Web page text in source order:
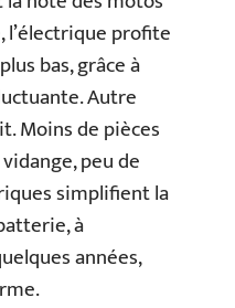
l’électrique profite
bas, grâce à
Autre
Moins de pièces
peu de
simplifient la
à
années,